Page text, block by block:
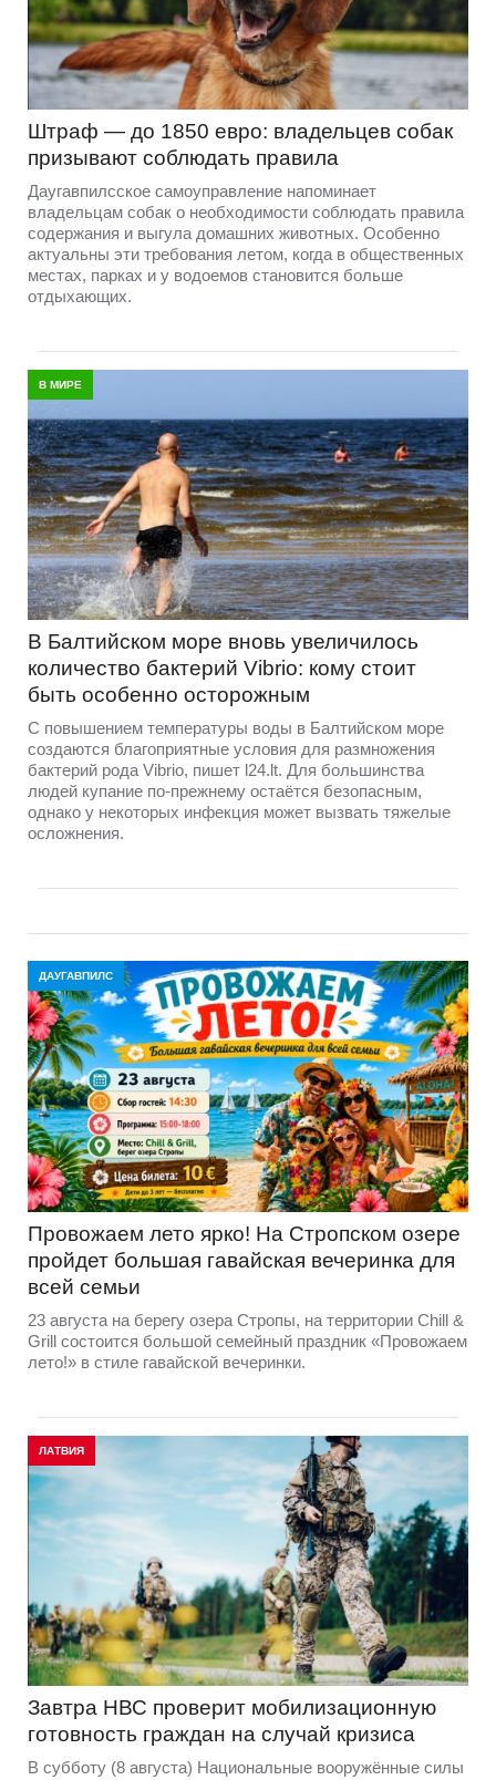
Штраф — до 1850 евро: владельцев собак
призывают соблюдать правила
Даугавпилсское самоуправление напоминает
владельцам собак о необходимости соблюдать правила
содержания и выгула домашних животных. Особенно
актуальны эти требования летом, когда в общественных
местах, парках и у водоемов становится больше
отдыхающих.
В МИРЕ
В Балтийском море вновь увеличилось
количество бактерий Vibrio: кому стоит
быть особенно осторожным
С повышением температуры воды в Балтийском море
создаются благоприятные условия для размножения
бактерий рода Vibrio, пишет l24.lt. Для большинства
людей купание по-прежнему остаётся безопасным,
однако у некоторых инфекция может вызвать тяжелые
осложнения.
ДАУГАВПИЛС
Провожаем лето ярко! На Стропском озере
пройдет большая гавайская вечеринка для
всей семьи
23 августа на берегу озера Стропы, на территории Chill &
Grill состоится большой семейный праздник «Провожаем
лето!» в стиле гавайской вечеринки.
ЛАТВИЯ
Завтра НВС проверит мобилизационную
готовность граждан на случай кризиса
В субботу (8 августа) Национальные вооружённые силы